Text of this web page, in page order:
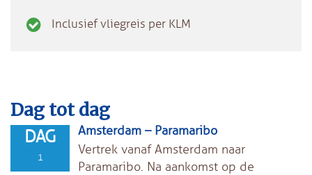
Inclusief vliegreis per KLM
Dag tot dag
DAG
1
Amsterdam – Paramaribo
Vertrek vanaf Amsterdam naar
Paramaribo. Na aankomst op de